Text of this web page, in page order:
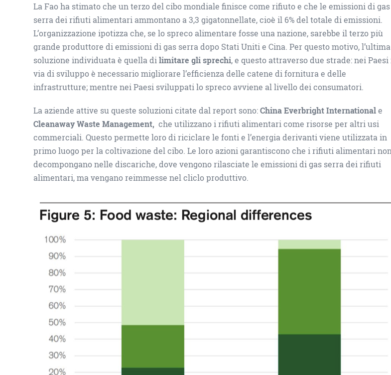
La Fao ha stimato che un terzo del cibo mondiale finisce come rifiuto e che le emissioni di gas
serra dei rifiuti alimentari ammontano a 3,3 gigatonnellate, cioè il 6% del totale di emissioni.
L’organizzazione ipotizza che, se lo spreco alimentare fosse una nazione, sarebbe il terzo più
grande produttore di emissioni di gas serra dopo Stati Uniti e Cina. Per questo motivo, l’ultima
soluzione individuata è quella dilimitare gli sprechi, e questo attraverso due strade: nei
via di sviluppo è necessario migliorare l’efficienza delle catene di fornitura e delle
infrastrutture; mentre nei Paesi sviluppati lo spreco avviene al livello dei consumatori.
La aziende attive su queste soluzioni citate dal report sono:China Everbright Internationale
Cleanaway Waste Management, che utilizzano i rifiuti alimentari come risorse per altri usi
commerciali. Questo permette loro di riciclare le fonti e l’energia derivanti viene utilizzata in
primo luogo per la coltivazione del cibo. Le loro azioni garantiscono che i rifiuti alimentari
decompongano nelle discariche, dove vengono rilasciate le emissioni di gas serra dei rifiuti
alimentari, ma vengano reimmesse nel cliclo produttivo.